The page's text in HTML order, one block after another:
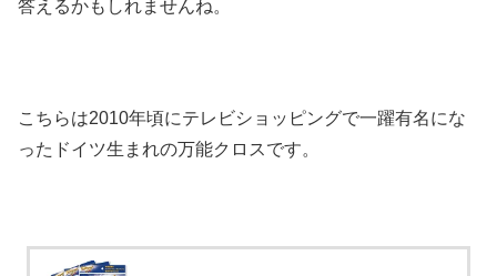
答えるかもしれませんね。
こちらは2010年頃にテレビショッピングで一躍有名にな
ったドイツ生まれの万能クロスです。